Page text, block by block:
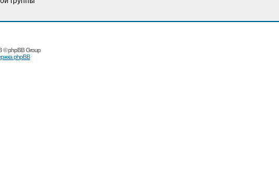
© phpBB Group
phpBB